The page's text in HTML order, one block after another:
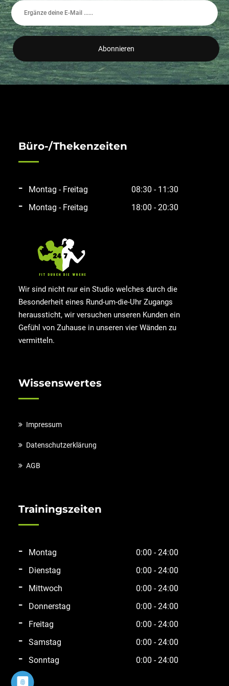
Abonnieren
Büro-/Thekenzeiten
Montag - Freitag
08:30 - 11:30
Montag - Freitag
18:00 - 20:30
Wir sind nicht nur ein Studio welches durch die
Besonderheit eines Rund-um-die-Uhr Zugangs
heraussticht, wir versuchen unseren Kunden ein
Gefühl von Zuhause in unseren vier Wänden zu
vermitteln.
Wissenswertes
Impressum
Datenschutzerklärung
AGB
Trainingszeiten
Montag
0:00 - 24:00
Dienstag
0:00 - 24:00
Mittwoch
0:00 - 24:00
Donnerstag
0:00 - 24:00
Freitag
0:00 - 24:00
Samstag
0:00 - 24:00
Sonntag
0:00 - 24:00